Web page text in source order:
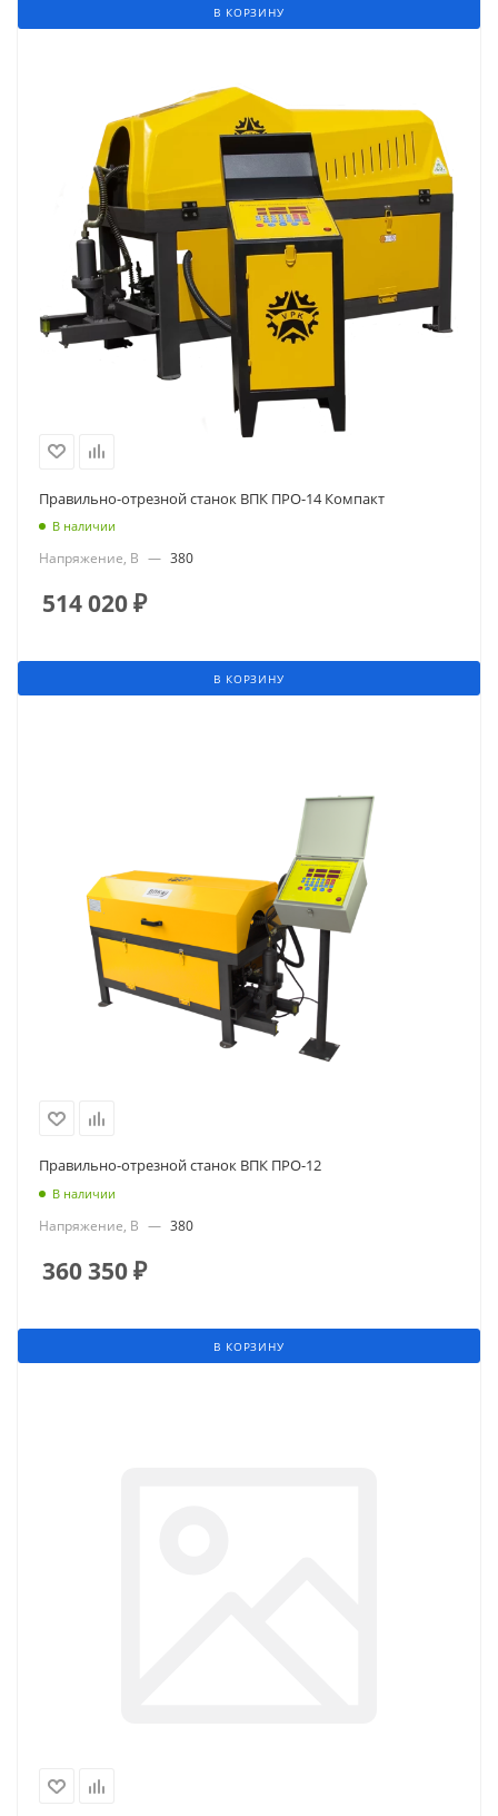
В КОРЗИНУ
Правильно-отрезной станок ВПК ПРО-14 Компакт
В наличии
Напряжение, В — 380
514 020₽
В КОРЗИНУ
Правильно-отрезной станок ВПК ПРО-12
В наличии
Напряжение, В — 380
360 350₽
В КОРЗИНУ